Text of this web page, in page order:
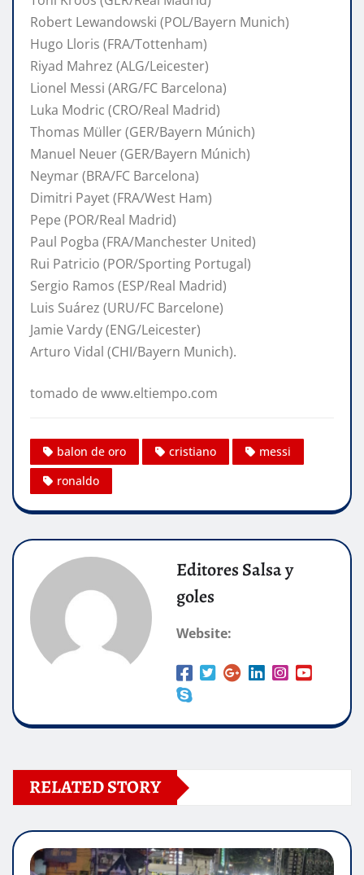
Robert Lewandowski (POL/Bayern Munich)
Hugo Lloris (FRA/Tottenham)
Riyad Mahrez (ALG/Leicester)
Lionel Messi (ARG/FC Barcelona)
Luka Modric (CRO/Real Madrid)
Thomas Müller (GER/Bayern Múnich)
Manuel Neuer (GER/Bayern Múnich)
Neymar (BRA/FC Barcelona)
Dimitri Payet (FRA/West Ham)
Pepe (POR/Real Madrid)
Paul Pogba (FRA/Manchester United)
Rui Patricio (POR/Sporting Portugal)
Sergio Ramos (ESP/Real Madrid)
Luis Suárez (URU/FC Barcelone)
Jamie Vardy (ENG/Leicester)
Arturo Vidal (CHI/Bayern Munich).
tomado de www.eltiempo.com
balon de oro cristiano
messi
ronaldo
Editores Salsa y
goles
Website:
RELATED STORY